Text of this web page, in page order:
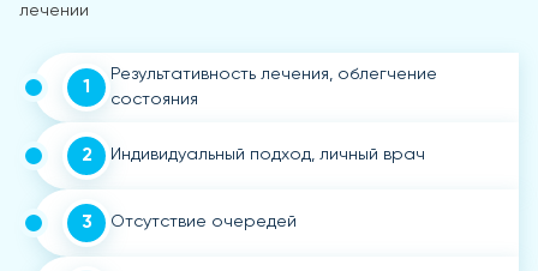
лечении
1
Результативность лечения, облегчение
состояния
2 Индивидуальный подход, личный врач
3 Отсутствие очередей